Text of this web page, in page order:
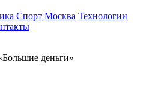
Спорт Москва Технологии
деньги»